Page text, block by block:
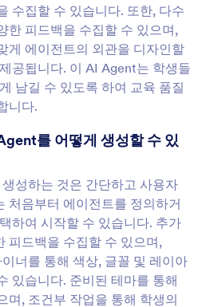
수집할 수 있습니다. 또한, 다수
한 피드백을 수집할 수 있으며,
게 에이전트의 외관을 디자인할
공됩니다. 이 AI Agent는 학생들
남길 수 있도록 하여 교육 품질
니다.
를 어떻게 생성할 수 있
성하는 것은 간단하고 사용자
처음부터 에이전트를 정의하거
하여 시작할 수 있습니다. 추가
피드백을 수집할 수 있으며,
너를 통해 색상, 글꼴 및 레이아
있습니다. 준비된 테마를 통해
며, 조건부 작업을 통해 학생의